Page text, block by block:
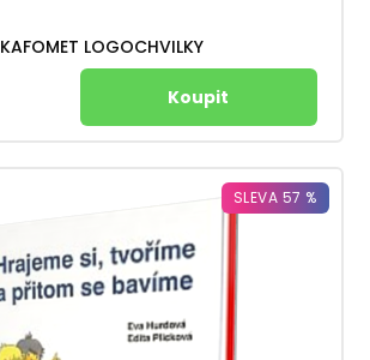
KAFOMET LOGOCHVILKY
SLEVA 57 %